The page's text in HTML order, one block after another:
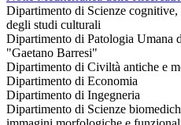
Dipartimento di Scienze
degli studi culturali
Dipartimento di Patologia Umana
"Gaetano Barresi"
Dipartimento di Civiltà antiche e
Dipartimento di Economia
Dipartimento di Ingegneria
Dipartimento di Scienze